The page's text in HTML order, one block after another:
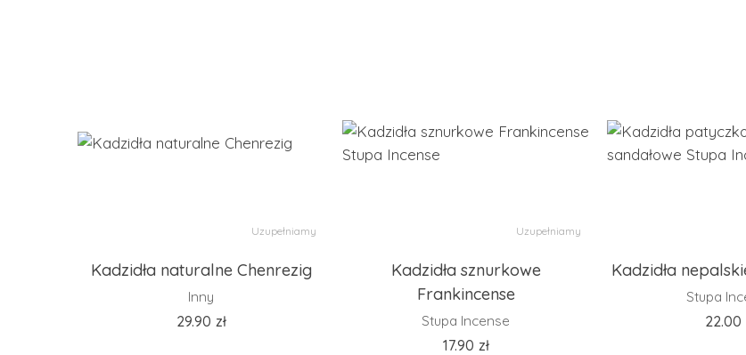
Uzupełniamy
Kadzidła naturalne Chenrezig
Inny
29.90 zł
Uzupełniamy
Kadzidła sznurkowe
Frankincense
Stupa Incense
17.90 zł
Kadzidła
Stupa
22.00